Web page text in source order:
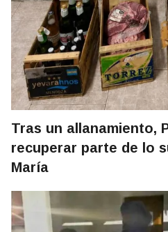
Tras un allanamiento,
recuperar parte de lo
María